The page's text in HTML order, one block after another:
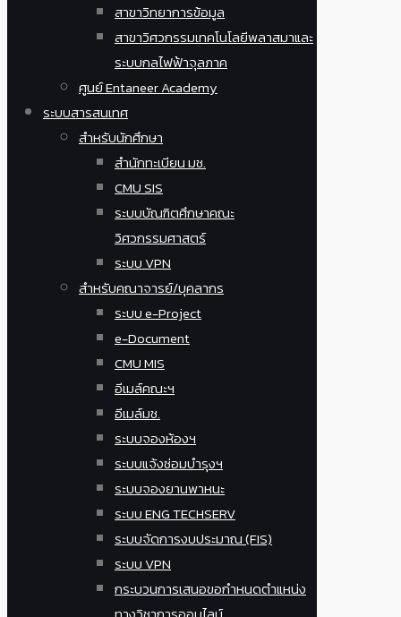
สาขาวิทยาการข้อมูล
สาขาวิศวกรรมเทคโนโลยีพลาสมาและ
ระบบกลไฟฟ้าจุลภาค
ศูนย์ Entaneer Academy
ระบบสารสนเทศ
สำหรับนักศึกษา
สำนักทะเบียน มช.
CMU SIS
ระบบบัณฑิตศึกษาคณะ
วิศวกรรมศาสตร์
ระบบ VPN
สำหรับคณาจารย์/บุคลากร
ระบบ e-Project
e-Document
CMU MIS
อีเมล์คณะฯ
อีเมล์มช.
ระบบจองห้องฯ
ระบบแจ้งซ่อมบำรุงฯ
ระบบจองยานพาหนะ
ระบบ ENG TECHSERV
ระบบจัดการงบประมาณ (FIS)
ระบบ VPN
กระบวนการเสนอขอกำหนดตำแหน่ง